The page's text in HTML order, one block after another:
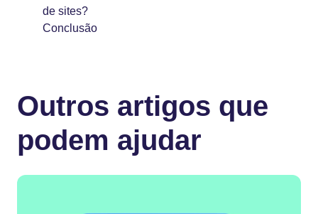
de sites?
Conclusão
Outros artigos que
podem ajudar